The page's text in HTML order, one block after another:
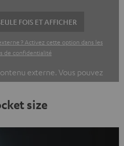
FOIS ET AFFICHER
? Activez cette option dans les
de confidentialité
externe. Vous pouvez
en accord avec le fait que
montré. Des données
collectées et transmises à
plus d’informations, nous
size